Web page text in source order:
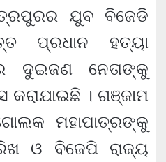
ଯୁବ ବିଜେଡି
ପ୍ରଧାନ ହତ୍ୟା
ଦୁଇଜଣ ନେତାଙ୍କୁ
କରାଯାଇଛି । ଗଞ୍ଜାମ
ମହାପାତ୍ରଙ୍କୁ
ଓ ବିଜେପି ରାଜ୍ୟ